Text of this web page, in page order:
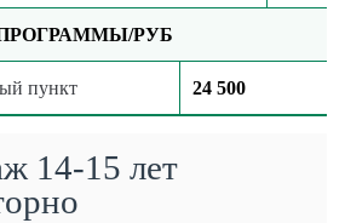
РУБ
пункт 24 500
14-15 лет